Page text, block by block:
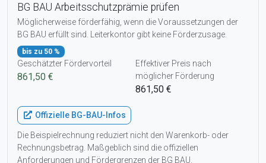
BG BAU Arbeitsschutzprämie prüfen
Möglicherweise förderfähig, wenn die Voraussetzungen der
BG BAU erfüllt sind. Leiterkontor gibt keine Förderzusage.
bis zu 50 %
Geschätzter Fördervorteil
861,50 €
Effektiver Preis nach
möglicher Förderung
861,50 €
Offizielle BG-BAU-Infos
Die Beispielrechnung reduziert nicht den Warenkorb- oder
Rechnungsbetrag. Maßgeblich sind die offiziellen
Anforderungen und Fördergrenzen der BG BAU.